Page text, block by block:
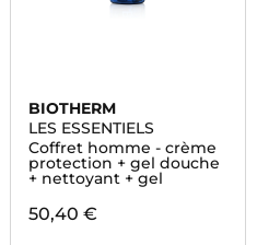
BIOTHERM
LES ESSENTIELS
Coffret homme - crème
protection + gel douche
+ nettoyant + gel
50,40 €